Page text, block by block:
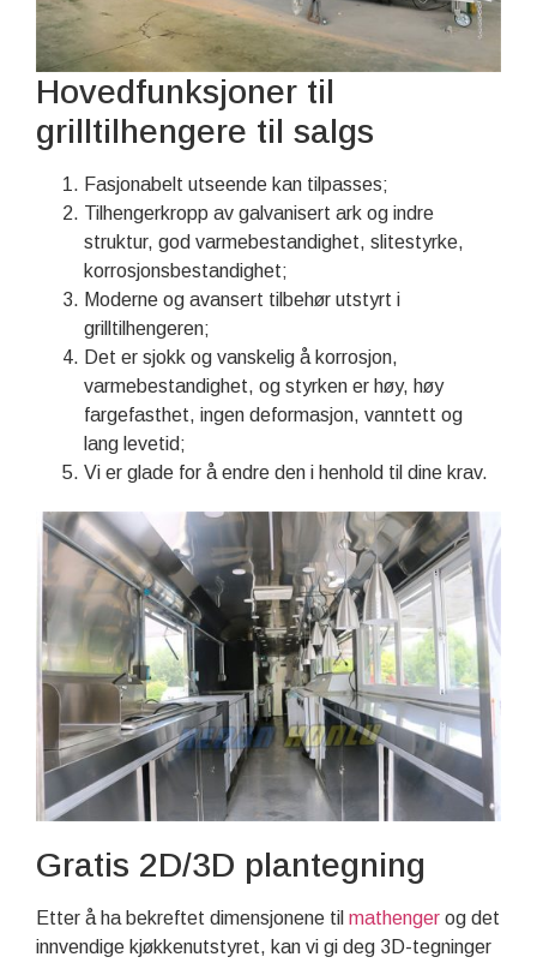
Hovedfunksjoner til
grilltilhengere til salgs
Fasjonabelt utseende kan tilpasses;
Tilhengerkropp av galvanisert ark og indre
struktur, god varmebestandighet, slitestyrke,
korrosjonsbestandighet;
Moderne og avansert tilbehør utstyrt i
grilltilhengeren;
Det er sjokk og vanskelig å korrosjon,
varmebestandighet, og styrken er høy, høy
fargefasthet, ingen deformasjon, vanntett og
lang levetid;
Vi er glade for å endre den i henhold til dine krav.
Gratis 2D/3D plantegning
Etter å ha bekreftet dimensjonene til mathenger og det
innvendige kjøkkenutstyret, kan vi gi deg 3D-tegninger